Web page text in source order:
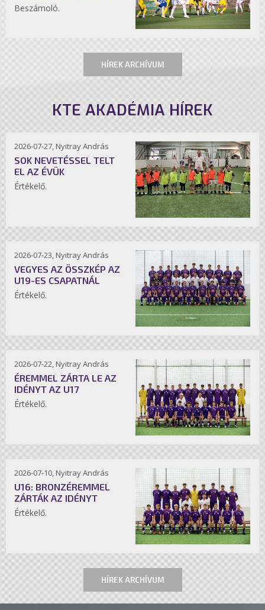
Beszámoló.
HÍREK ARCHÍVUM
KTE AKADÉMIA HÍREK
2026-07-27, Nyitray András
SOK NEVETÉSSEL TELT
EL AZ ÉVÜK
Értékelő.
2026-07-23, Nyitray András
VEGYES AZ ÖSSZKÉP AZ
U19-ES CSAPATNÁL
Értékelő.
2026-07-22, Nyitray András
ÉREMMEL ZÁRTA LE AZ
IDÉNYT AZ U17
Értékelő.
2026-07-10, Nyitray András
U16: BRONZÉREMMEL
ZÁRTÁK AZ IDÉNYT
Értékelő.
HÍREK ARCHÍVUM